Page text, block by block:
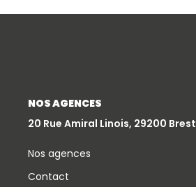
Nos Actualités
NOS AGENCES
20 Rue Amiral Linois, 29200 Brest
Nos agences
Contact